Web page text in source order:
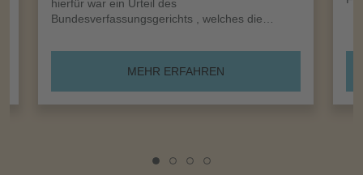
hierfür war ein Urteil des
Bundesverfassungsgerichts , welches die…
MEHR ERFAHREN